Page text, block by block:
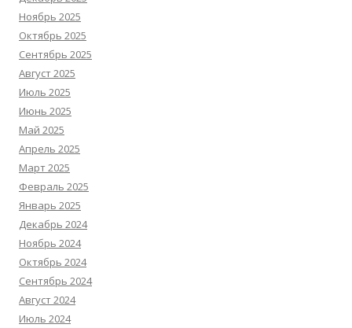
Ноябрь 2025
Октябрь 2025
Сентябрь 2025
Август 2025
Июль 2025
Июнь 2025
Май 2025
Апрель 2025
Март 2025
Февраль 2025
Январь 2025
Декабрь 2024
Ноябрь 2024
Октябрь 2024
Сентябрь 2024
Август 2024
Июль 2024